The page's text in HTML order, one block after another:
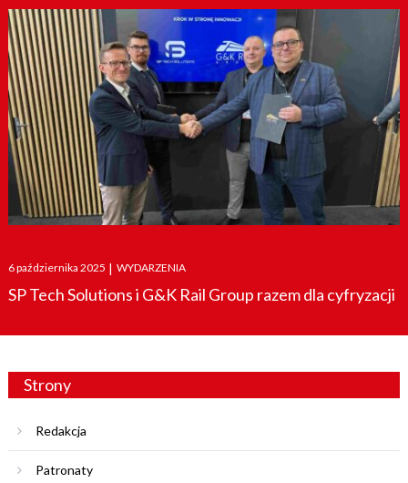
Posted
on
6 października 2025 | WYDARZENIA
SP Tech Solutions i G&K Rail Group razem dla cyfryzacji
Strony
Redakcja
Patronaty